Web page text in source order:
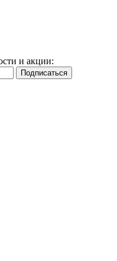
и акции: